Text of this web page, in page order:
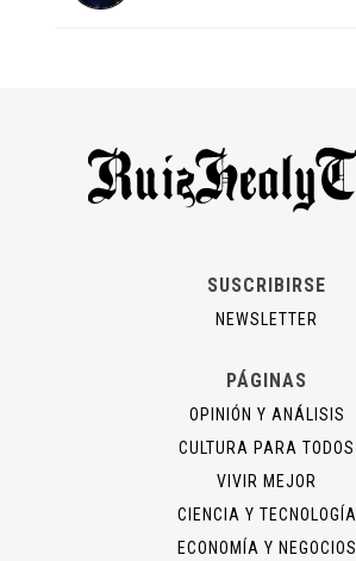
SUSCRIBIRSE
NEWSLETTER
PÁGINAS
OPINIÓN Y ANÁLISIS
CULTURA PARA TODOS
VIVIR MEJOR
CIENCIA Y TECNOLOGÍA
ECONOMÍA Y NEGOCIOS